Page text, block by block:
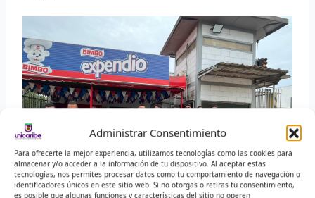
Administrar Consentimiento
Para ofrecerte la mejor experiencia, utilizamos tecnologías como las cookies para
almacenar y/o acceder a la información de tu dispositivo. Al aceptar estas
tecnologías, nos permites procesar datos como tu comportamiento de navegación o
identificadores únicos en este sitio web. Si no otorgas o retiras tu consentimiento,
es posible que algunas funciones y características del sitio no operen